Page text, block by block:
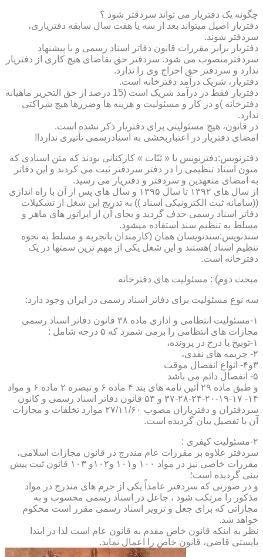
چگونه یک دفتریار می تواند سردفتر شود ؟
دفتریار اصیل میتواند بعد از سه یا هفت سال سابقه دفتریاری،
سردفتر شوند.
دفتریار برابر مقررات قانون دفاتر اسناد رسمی و با پیشنهاد
سردفترمنصوب می شود. سردفتر حق تقاضای هیچ کاری از دفتریار
ندارد و سردفتر حق اخراج وی را ندارد.
دفتریار، شریک درآمد دفترخانه است.
دفتریار فقط در درآمد شریک است (15 درصد از حق التحریر ماهیانه
دفترخانه )و در کار و مسئولیت و هزینه ها وضررها هیچ شراکتی
ندارد.
در قانون، هیچ مسئولیتی برای دفتریار ذکر نشده است.
امضای دفتریار در اعتباربخشی به اسنادرسمی تأثیری ندارد!!
دفترنویس:دفترنویس یا « ثبّات » کارکنانی بودند که متن اسنادی که
متون اسناد تنظیمی را در دفتر سردفتر ثبت می کردند و این دفاتر
به امضای متعهدین و سردفتر و دفتریار می رسید.
از سال های ۱۳۹۲ تا سال ۱۳۹۵ و سال های پس از آن با راه اندازی
((سامانه ثبت الکترونیکی اسناد )) به تدریج این شغل از تشکیلات
دفاتر اسناد رسمی حذف گردید و بجای آن از اپراتور های ماهر و
مسلط به تنظیم سند استفاده میشود.
سندنویس:سندنویسان همان (کارمندان باتجربه و مسلط به نحوه
تنظیم اسناد )هستند و این شغل یکی از مهم ترین سمتها در یک
دفترخانه است.
مبحث دوم) : مسئولیت های دفترخانه
سه نوع مسئولیت برای دفاتر اسناد رسمی در ایران وجود دارد:
۱-مسئولیت انتظامی و اداری ماده ۳۸ قانون دفاتر اسناد رسمی
مجازات های انتظامی را برمی شمرد که ۵ درجه شامل :
۱-توبیخ با درج در پرونده،
۲- جریمه های نقدی،
۳و۴- انواع انفصال موقت
۵- انفصال دائم می باشد
و طبق ماده ۲۹ آئین نامه های بند ۴ ماده ۶ و تبصره ۲ ماده ۶ و مواد
۱۴- ۱۷-۱۹-۲۰-۲۴-۲۸-۳۷ و ۵۳ قانون دفاتر اسناد رسمی و کانون
سردفتران و دفتریاران مصوب ۲۷/۱۱/۶۰ موارد تخلفات و مجازات
آن با تفصیل بیان گردیده است.
۲-مسئولیت کیفری :
سردفتر علاوه بر مقررات عام مندرج در قانون مجازات اسلامی،
مقررات خاصی نیز در مواد ۱۰۰ و۱۰۱ و۱۰۲و ۱۰۳ قانون ثبت پیش
بینی گردیده است؛
و در صورتی که سردفتر عامداً یکی از جرم های مندرج در مواد
مذکور را مرتکب شود ، جاعل در اسناد رسمی محسوب و به
مجازاتی که برای جعل و تزویر اسناد رسمی مقرر است محکوم
خواهد شد.
نظر به اینکه قانون خاص مقدم به قانون عام است لذا در ابتدا
بایستی قاضی، قانون خاص را اعمال نماید.